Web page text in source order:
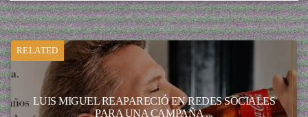
RELATED
LUIS MIGUEL REAPARECIÓ EN REDES SOCIALES
PARA UNA CAMPAÑA ...